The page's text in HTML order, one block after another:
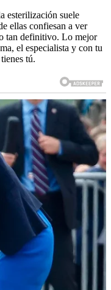
esterilización suele
ellas confiesan a ver
tan definitivo. Lo mejor
el especialista y con tu
tú.